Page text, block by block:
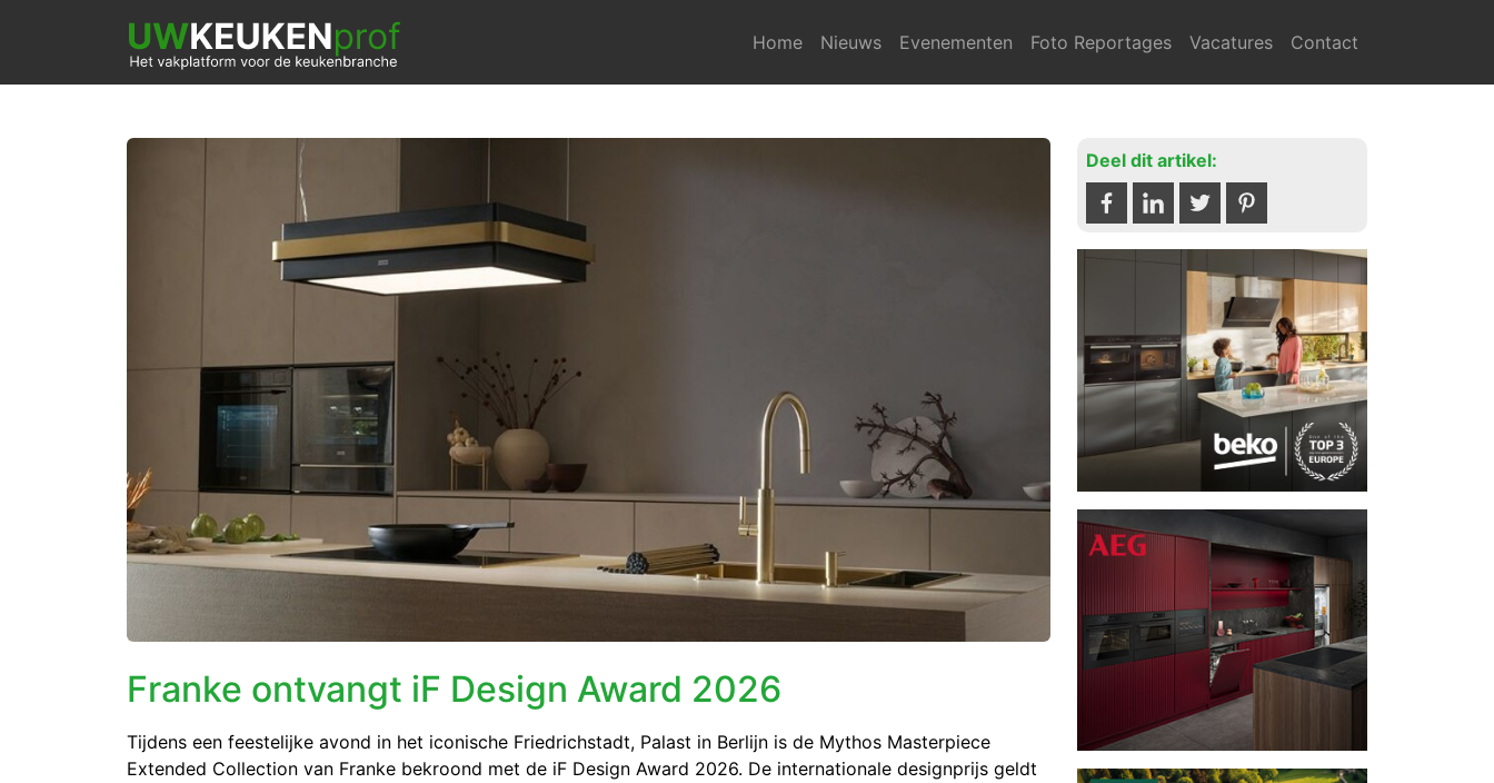
Home Nieuws Evenementen Foto Reportages Vacatures Contact
Franke ontvangt iF Design Award 2026
Tijdens een feestelijke avond in het iconische Friedrichstadt, Palast in Berlijn is de Mythos Masterpiece
Extended Collection van Franke bekroond met de iF Design Award 2026. De internationale designprijs geldt
Deel dit artikel: